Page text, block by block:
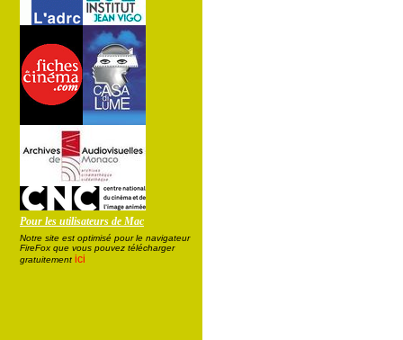
Pour les utilisateurs de Mac
Notre site est optimisé pour le navigateur
FireFox que vous pouvez télécharger
gratuitement ici